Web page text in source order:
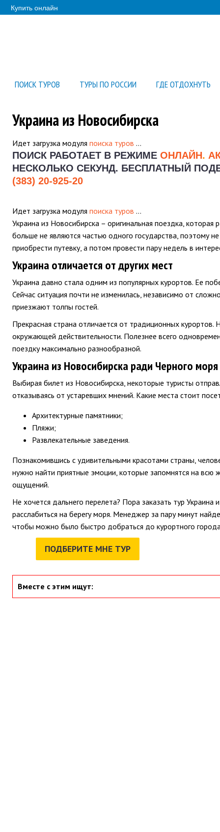
Купить онлайн
ПОИСК ТУРОВ ТУРЫ ПО РОССИИ ГДЕ ОТДОХНУТЬ
Украина из Новосибирска
Идет загрузка модуля поиска туров …
ПОИСК РАБОТАЕТ В РЕЖИМЕ ОНЛАЙН.
НЕСКОЛЬКО СЕКУНД. БЕСПЛАТНЫЙ
(383) 20-925-20
Идет загрузка модуля поиска туров …
Украина из Новосибирска – оригинальная поездка,
больше не являются частью одного государства, поэтому
приобрести путевку, а потом провести пару недель в
Украина отличается от других мест
Украина давно стала одним из популярных курортов. Ее
Сейчас ситуация почти не изменилась, независимо от
приезжают толпы гостей.
Прекрасная страна отличается от традиционных
окружающей действительности. Полезнее всего
поездку максимально разнообразной.
Украина из Новосибирска ради Черного моря
Выбирая билет из Новосибирска, некоторые туристы
отказываясь от устаревших мнений. Какие места стоит
Архитектурные памятники;
Пляжи;
Развлекательные заведения.
Познакомившись с удивительными красотами страны,
нужно найти приятные эмоции, которые запомнятся на всю
ощущений.
Не хочется дальнего перелета? Пора заказать тур
расслабиться на берегу моря. Менеджер за пару минут
чтобы можно было быстро добраться до курортного
ПОДБЕРИТЕ МНЕ ТУР
Вместе с этим ищут: